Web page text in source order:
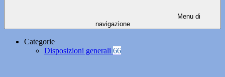
Menu di
navigazione
Categorie
Disposizioni generali 66